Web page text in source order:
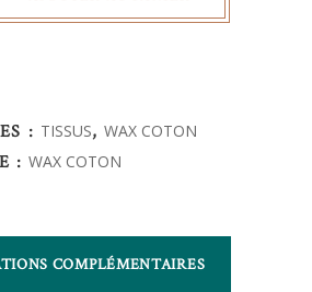
: TISSUS,WAX COTON
:WAX COTON
COMPLÉMENTAIRES